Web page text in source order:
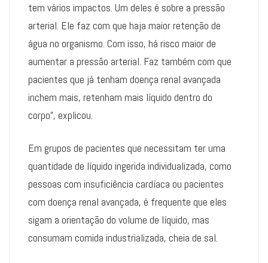
tem vários impactos. Um deles é sobre a pressão
arterial. Ele faz com que haja maior retenção de
água no organismo. Com isso, há risco maior de
aumentar a pressão arterial. Faz também com que
pacientes que já tenham doença renal avançada
inchem mais, retenham mais líquido dentro do
corpo”, explicou.
Em grupos de pacientes que necessitam ter uma
quantidade de líquido ingerida individualizada, como
pessoas com insuficiência cardíaca ou pacientes
com doença renal avançada, é frequente que eles
sigam a orientação do volume de líquido, mas
consumam comida industrializada, cheia de sal.